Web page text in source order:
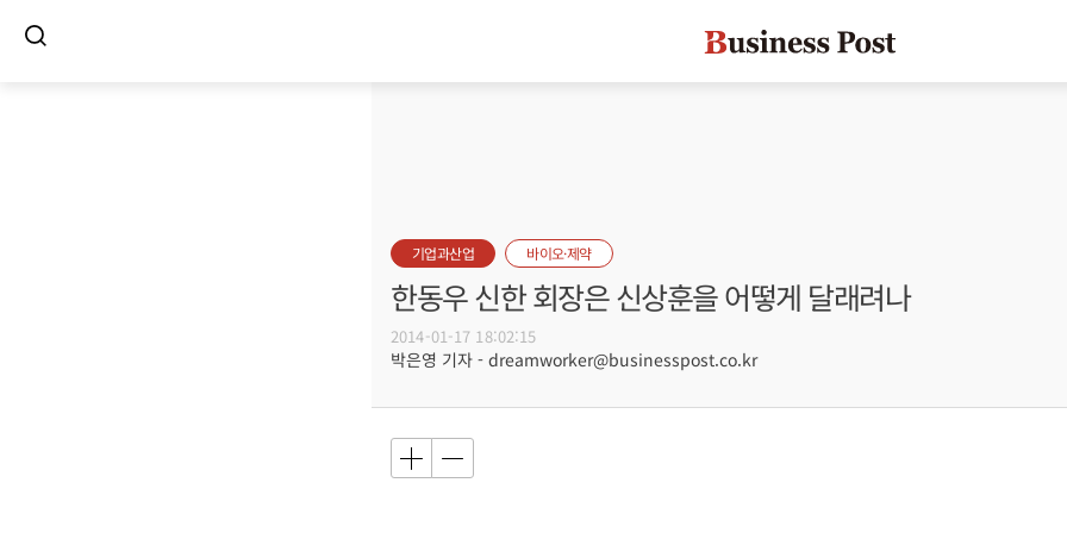
기업과산업 바이오·제약
한동우 신한 회장은 신상훈을 어떻게 달래려나
2014-01-17 18:02:15
박은영 기자 - dreamworker@businesspost.co.kr